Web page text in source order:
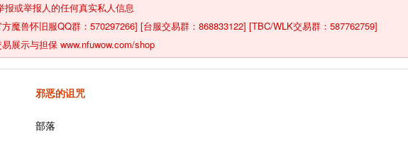
报或举报人的任何真实私人信息
魔兽怀旧服QQ群：570297266] [台服交易群：868833122] [TBC/WLK交易群：587762759]
展示与担保 www.nfuwow.com/shop
邪恶的诅咒
部落